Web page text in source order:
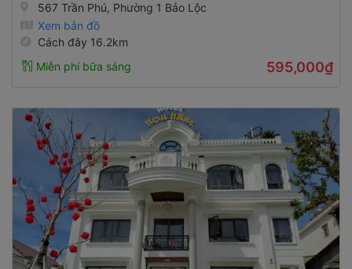
567 Trần Phú, Phường 1 Bảo Lộc
Xem bản đồ
Cách đây 16.2km
Miễn phí bữa sáng
595,000₫